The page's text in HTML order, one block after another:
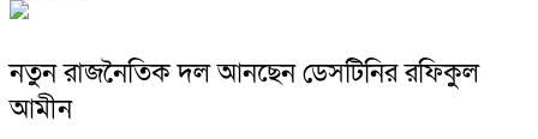
নতুন রাজনৈতিক দল আনছেন ডেসটিনির রফিকুল
আমীন